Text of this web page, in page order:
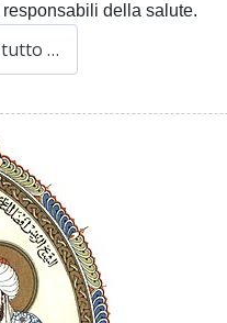
responsabili della salute.
…